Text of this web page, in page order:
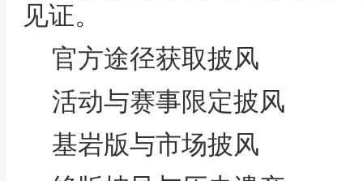
见证。
官方途径获取披风
活动与赛事限定披风
基岩版与市场披风